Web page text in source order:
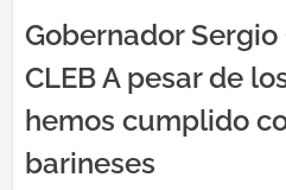
Gobernador
CLEB A pesar de
hemos cumplido
barineses